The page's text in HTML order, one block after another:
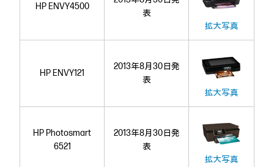
HP ENVY4500
表
拡大写真
HP ENVY121
2013年8月30日発
表
拡大写真
HP Photosmart
6521
2013年8月30日発
表
拡大写真